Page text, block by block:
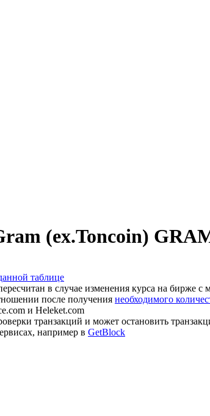
(ex.Toncoin)
таблице
в случае изменения курса на бирже
после получения необходимого
и Heleket.com
транзакций и может остановить
например в GetBlock